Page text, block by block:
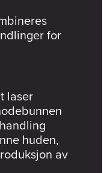
for
laser
huden,
av